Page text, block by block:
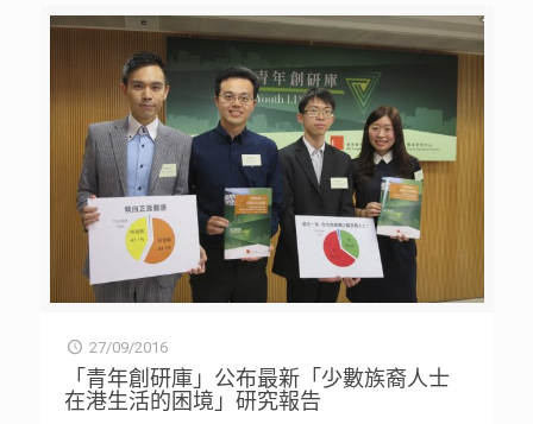
27/09/2016
「青年創研庫」公布最新「少數族裔人士
在港生活的困境」研究報告